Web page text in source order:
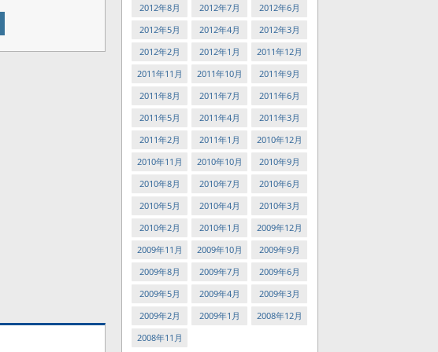
2012年8月
2012年7月
2012年6月
2012年5月
2012年4月
2012年3月
2012年2月
2012年1月
2011年12月
2011年11月
2011年10月
2011年9月
2011年8月
2011年7月
2011年6月
2011年5月
2011年4月
2011年3月
2011年2月
2011年1月
2010年12月
2010年11月
2010年10月
2010年9月
2010年8月
2010年7月
2010年6月
2010年5月
2010年4月
2010年3月
2010年2月
2010年1月
2009年12月
2009年11月
2009年10月
2009年9月
2009年8月
2009年7月
2009年6月
2009年5月
2009年4月
2009年3月
2009年2月
2009年1月
2008年12月
2008年11月